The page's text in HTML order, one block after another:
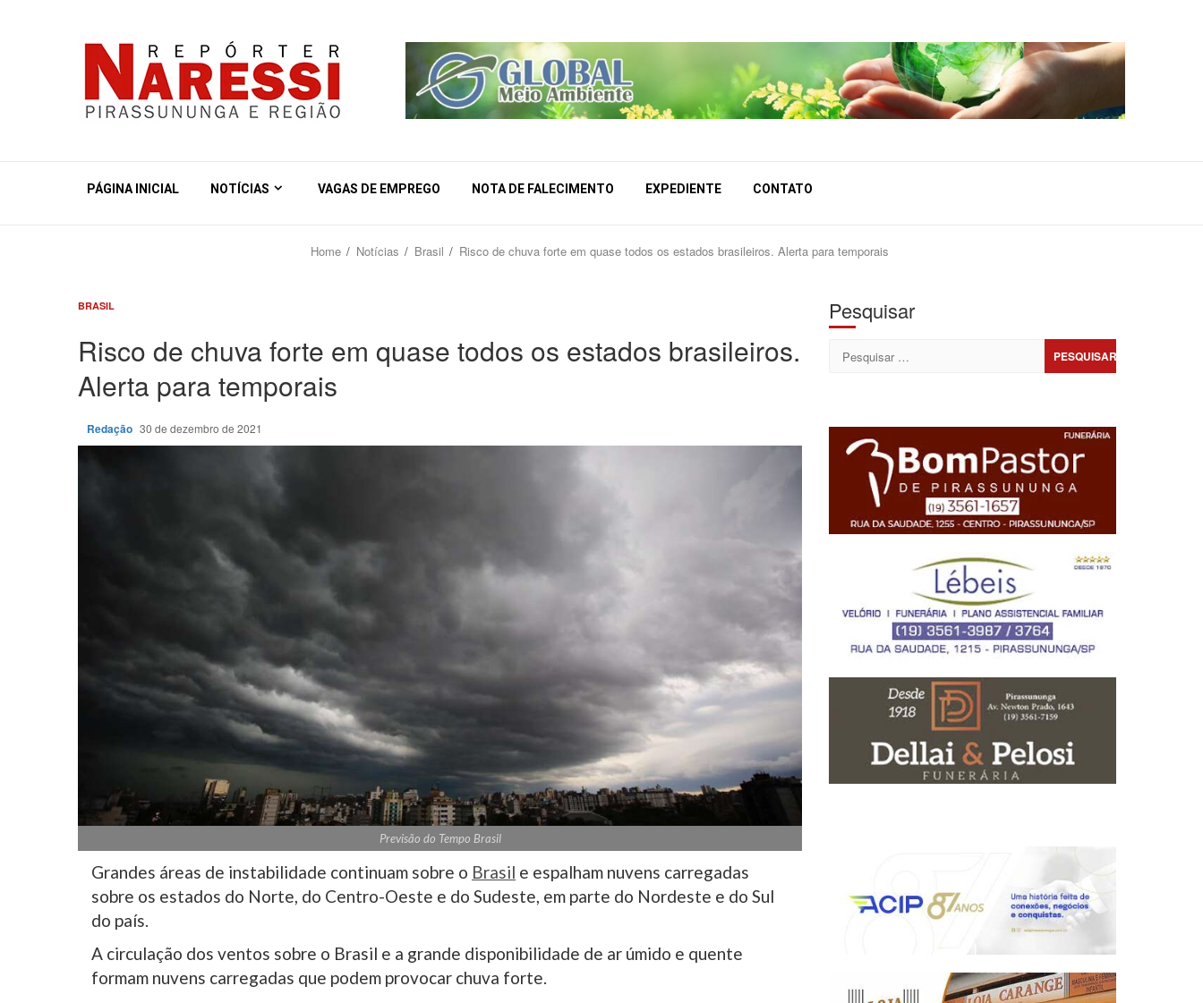
PÁGINA INICIAL NOTÍCIAS VAGAS DE EMPREGO NOTA DE FALECIMENTO EXPEDIENTE CONTATO
Home Notícias Brasil Risco de chuva forte em quase todos os estados brasileiros. Alerta para temporais
BRASIL
Risco de chuva forte em quase todos os estados brasileiros.
Alerta para temporais
Redação 30 de dezembro de 2021
Previsão do Tempo Brasil
Grandes áreas de instabilidade continuam sobre o Brasil e espalham nuvens carregadas
sobre os estados do Norte, do Centro-Oeste e do Sudeste, em parte do Nordeste e do Sul
do país.
A circulação dos ventos sobre o Brasil e a grande disponibilidade de ar úmido e quente
formam nuvens carregadas que podem provocar chuva forte.
Pesquisar
Pesquisar